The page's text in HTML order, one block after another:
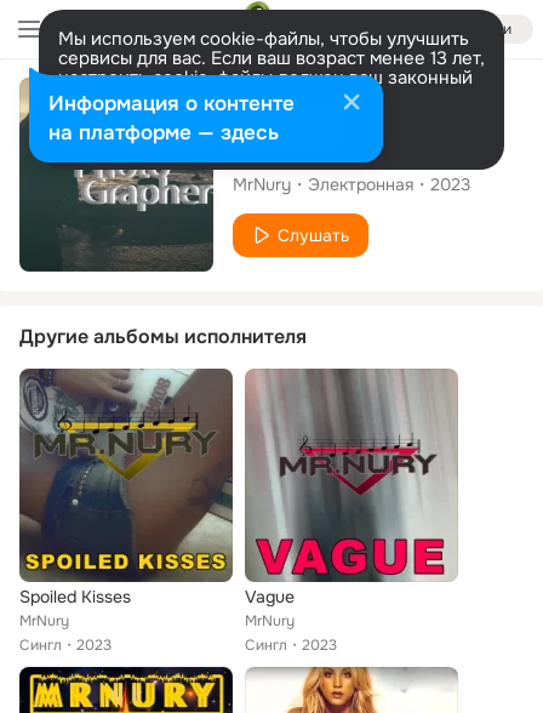
Войти
Мы используем cookie-файлы, чтобы улучшить
сервисы для вас. Если ваш возраст менее 13 лет,
настроить cookie-файлы должен ваш законный
представитель. Больше информации
Разрешить все Настроить
Сингл
Photographer
MrNury Электронная 2023
Слушать
Другие альбомы исполнителя
Spoiled Kisses
MrNury
Сингл
2023
Vague
MrNury
Сингл
2023
Информация о контенте
на платформе — здесь